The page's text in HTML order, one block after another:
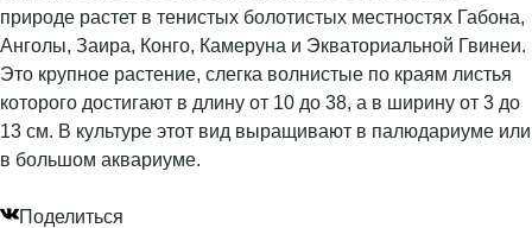
природе растет в тенистых болотистых местностях Габона,
Анголы, Заира, Конго, Камеруна и Экваториальной Гвинеи.
Это крупное растение, слегка волнистые по краям листья
которого достигают в длину от 10 до 38, а в ширину от 3 до
13 см. В культуре этот вид выращивают в палюдариуме или
в большом аквариуме.
Поделиться